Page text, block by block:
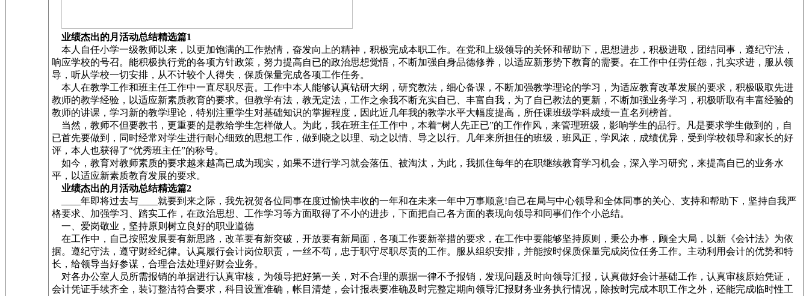
业绩杰出的月活动总结精选篇1
本人自任小学一级教师以来，以更加饱满的工作热情，奋发向上的精神，积极完成本职工作。在党和上级领导的关怀和帮助下，思想进步，积极进取，团结同事，遵纪守法，
响应学校的号召。能积极执行党的各项方针政策，努力提高自已的政治思想觉悟，不断加强自身品德修养，以适应新形势下教育的需要。在工作中任劳任怨，扎实求进，服从领
导，听从学校一切安排，从不计较个人得失，保质保量完成各项工作任务。
本人在教学工作和班主任工作中一直尽职尽责。工作中本人能够认真钻研大纲，研究教法，细心备课，不断加强教学理论的学习，为适应教育改革发展的要求，积极吸取先进
教师的教学经验，以适应新素质教育的要求。但教学有法，教无定法，工作之余我不断充实自已、丰富自我，为了自已教法的更新，不断加强业务学习，积极听取有丰富经验的
教师的讲课，学习新的教学理论，特别注重学生对基础知识的掌握程度，因此近几年我的教学水平大幅度提高，所任课班级学科成绩一直名列榜首。
当然，教师不但要教书，更重要的是教给学生怎样做人。为此，我在班主任工作中，本着“树人先正已”的工作作风，来管理班级，影响学生的品行。凡是要求学生做到的，自
已首先要做到，同时经常对学生进行耐心细致的思想工作，做到晓之以理、动之以情、导之以行。几年来所担任的班级，班风正，学风浓，成绩优异，受到学校领导和家长的好
评，本人也获得了“优秀班主任”的称号。
如今，教育对教师素质的要求越来越高已成为现实，如果不进行学习就会落伍、被淘汰，为此，我抓住每年的在职继续教育学习机会，深入学习研究，来提高自已的业务水
平，以适应新素质教育发展的要求。
业绩杰出的月活动总结精选篇2
____年即将过去与____就要到来之际，我先祝贺各位同事在度过愉快丰收的一年和在未来一年中万事顺意!自己在局与中心领导和全体同事的关心、支持和帮助下，坚持自我严
格要求、加强学习、踏实工作，在政治思想、工作学习等方面取得了不小的进步，下面把自己各方面的表现向领导和同事们作个小总结。
一、爱岗敬业，坚持原则树立良好的职业道德
在工作中，自己按照发展要有新思路，改革要有新突破，开放要有新局面，各项工作要新举措的要求，在工作中要能够坚持原则，秉公办事，顾全大局，以新《会计法》为依
据。遵纪守法，遵守财经纪律。认真履行会计岗位职责，一丝不苟，忠于职守尽职尽责的工作。服从组织安排，并能按时保质保量完成岗位任务工作。主动利用会计的优势和特
长，给领导当好参谋，合理合法处理好财会业务。
对各办公室人员所需报销的单据进行认真审核，为领导把好第一关，对不合理的票据一律不予报销，发现问题及时向领导汇报，认真做好会计基础工作，认真审核原始凭证，
会计凭证手续齐全，装订整洁符合要求，科目设置准确，帐目清楚，会计报表要准确及时完整定期向领导汇报财务业务执行情况，除按时完成本职工作之外，还能完成临时性工